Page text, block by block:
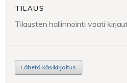
TILAUS
Tilausten hallinnointi vaati
Lähetä käsikirjoitus